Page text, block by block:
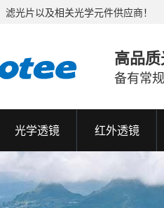
光片以及相关光学元件供应商！
高品
备有常
光学透镜 红外透镜